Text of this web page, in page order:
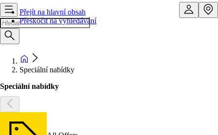
Přejít na hlavní obsah
Přeskočit na vyhledávání
Speciální nabídky
Speciální nabídky